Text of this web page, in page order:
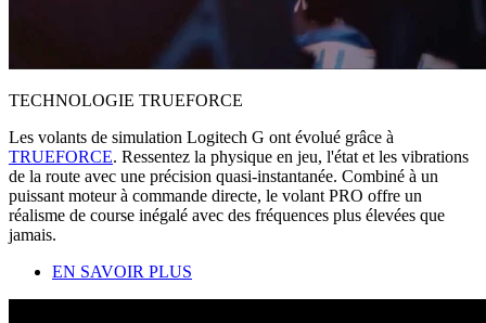
TECHNOLOGIE TRUEFORCE
Les volants de simulation Logitech G ont évolué grâce à
TRUEFORCE. Ressentez la physique en jeu, l'état et les vibrations
de la route avec une précision quasi-instantanée. Combiné à un
puissant moteur à commande directe, le volant PRO offre un
réalisme de course inégalé avec des fréquences plus élevées que
jamais.
EN SAVOIR PLUS